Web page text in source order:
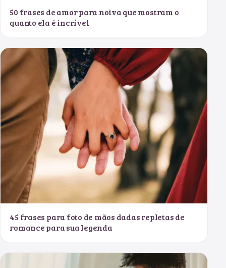
50 frases de amor para noiva que mostram o
quanto ela é incrível
45 frases para foto de mãos dadas repletas de
romance para sua legenda